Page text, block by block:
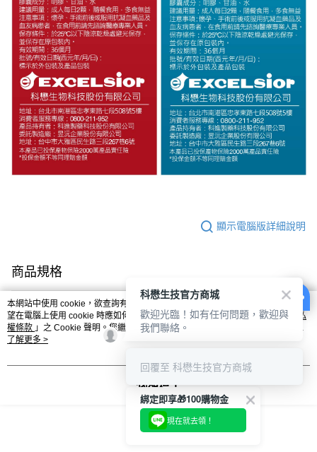
顯示電腦版詳細說明
商品規格
容量 60顆
查看全部
脂妙芯 歐3加福｜魚油界一級專家 歐3加福｜EPA魚油
本網站中使用 cookie，欲查詢有關本網站使用 cookie 方式之詳情，及若您不希
望在電腦上使用 cookie 時應如何變更電腦的 cookie 設定，請參閱本網站「
隱私
權條款 」之 Cookie 聲明。您繼續使用本網站即表示您同意本公司得按本網站使
用條款之 Cookie 聲明使用 cookie。
了解更多 >
我知道了
綁定即享🎁100購物金
現在就去領！
科懋生技官方商城
歡迎光臨！如有任何問題，歡迎與
我們聯絡。
回覆至 科懋生技官方商城